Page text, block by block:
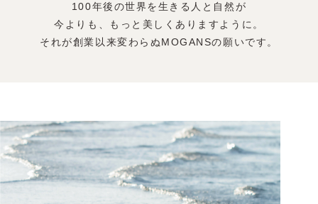
100年後の世界を生きる人と自然が
今よりも、もっと美しくありますように。
それが創業以来変わらぬMOGANSの願いです。